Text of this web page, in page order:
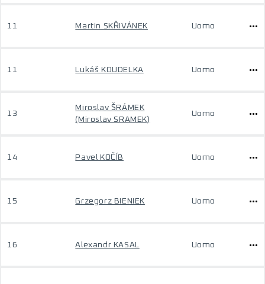
11 Martin SKŘIVÁNEK Uomo
11 Lukáš KOUDELKA Uomo
13
Miroslav ŠRÁMEK
(Miroslav SRAMEK)
Uomo
14 Pavel KOČÍB Uomo
15 Grzegorz BIENIEK Uomo
16 Alexandr KASAL Uomo